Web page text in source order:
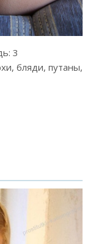
3
бляди, путаны,